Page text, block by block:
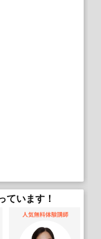
ています！